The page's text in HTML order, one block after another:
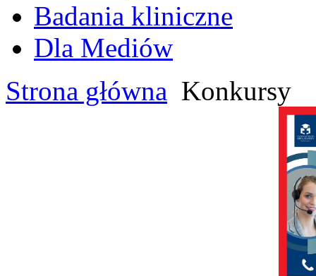
Badania kliniczne
Dla Mediów
Strona główna Konkursy